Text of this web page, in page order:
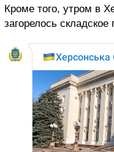
Кроме того, утром в
загорелось